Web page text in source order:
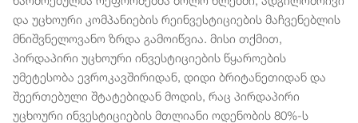
და უცხოური კომპანიების რეინვესტიციების მაჩვენებლის
მნიშვნელოვანო ზრდა გამოიწვია. მისი თქმით,
პირდაპირი უცხოური ინვესტიციების წყაროების
უმეტესობა ევროკავშირიდან, დიდი ბრიტანეთიდან და
შეერთებული შტატებიდან მოდის, რაც პირდაპირი
უცხოური ინვესტიციების მთლიანი ოდენობის 80%-ს